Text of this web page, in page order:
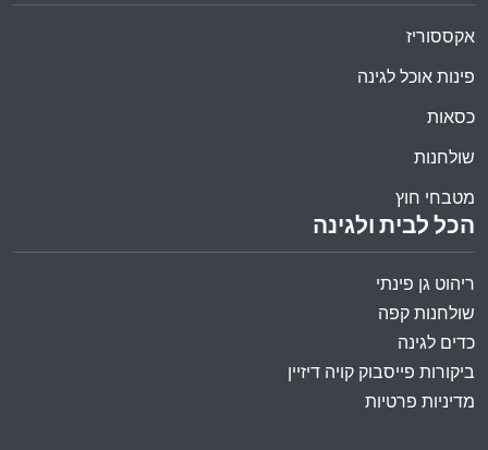
הכל לבית ולגינה
ריהוט גן פינתי
שולחנות קפה
כדים לגינה
ביקורות פייסבוק קויה דיזיין
מדיניות פרטיות
אקססוריז
פינות אוכל לגינה
כסאות
שולחנות
מטבחי חוץ